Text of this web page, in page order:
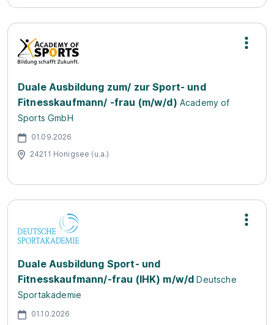
Duale Ausbildung zum/ zur Sport- und
Fitnesskaufmann/ -frau (m/w/d) Academy of
Sports GmbH
01.09.2026
24211 Honigsee (u.a.)
Duale Ausbildung Sport- und
Fitnesskaufmann/-frau (IHK) m/w/d Deutsche
Sportakademie
01.10.2026